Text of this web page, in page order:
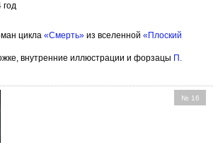
год
цикла «Смерть» из вселенной «Плоский
внутренние иллюстрации и форзацы П.
№ 16